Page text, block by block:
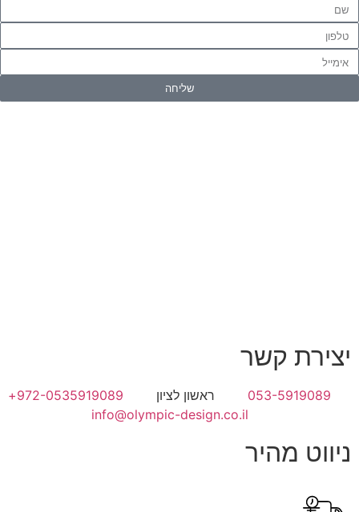
שליחה
ניווט מהיר
יצירת קשר
053-5919089 ראשון לציון
972-0535919089+
info@olympic-design.co.il